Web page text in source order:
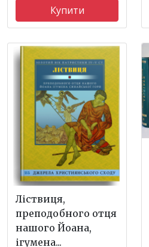
Купити
Ліствиця,
преподобного отця
нашого Йоана,
ігумена...